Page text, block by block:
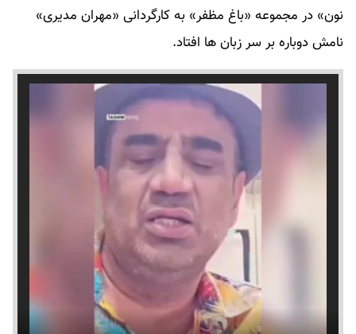
نون» در مجموعه «باغ مظفر» به کارگردانی «مهران مدیری»
نامش دوباره بر سر زبان ها افتاد.